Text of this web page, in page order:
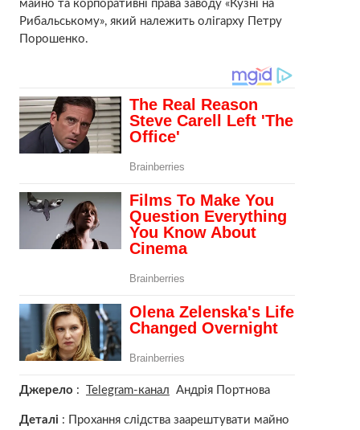
майно та корпоративні права заводу «Кузні на
Рибальському», який належить олігарху Петру
Порошенко.
Джерело : Telegram-канал Андрія Портнова
Деталі : Прохання слідства заарештувати майно